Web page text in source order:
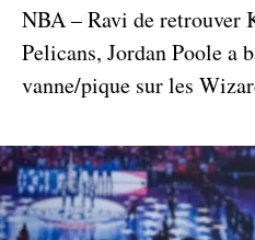
NBA – Ravi de retrouver
Pelicans, Jordan Poole a
vanne/pique sur les